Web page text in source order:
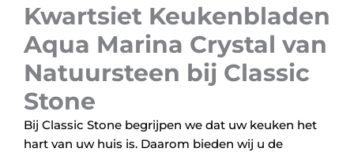
Kwartsiet Keukenbladen
Aqua Marina Crystal van
Natuursteen bij Classic
Stone
Bij Classic Stone begrijpen we dat uw keuken het
hart van uw huis is. Daarom bieden wij u de